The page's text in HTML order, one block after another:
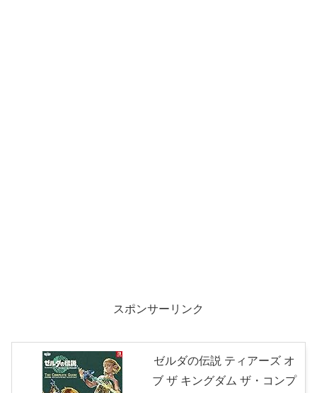
スポンサーリンク
ゼルダの伝説 ティアーズ オ
ブ ザ キングダム ザ・コンプ